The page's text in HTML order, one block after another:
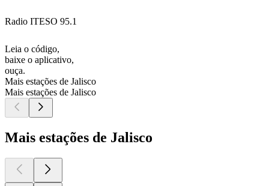
Radio ITESO 95.1
Leia o código,
baixe o aplicativo,
ouça.
Mais estações de Jalisco
Mais estações de Jalisco
Mais estações de Jalisco